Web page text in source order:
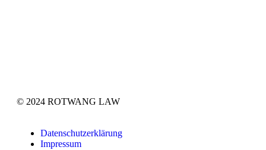
© 2024 ROTWANG LAW
Datenschutzerklärung
Impressum